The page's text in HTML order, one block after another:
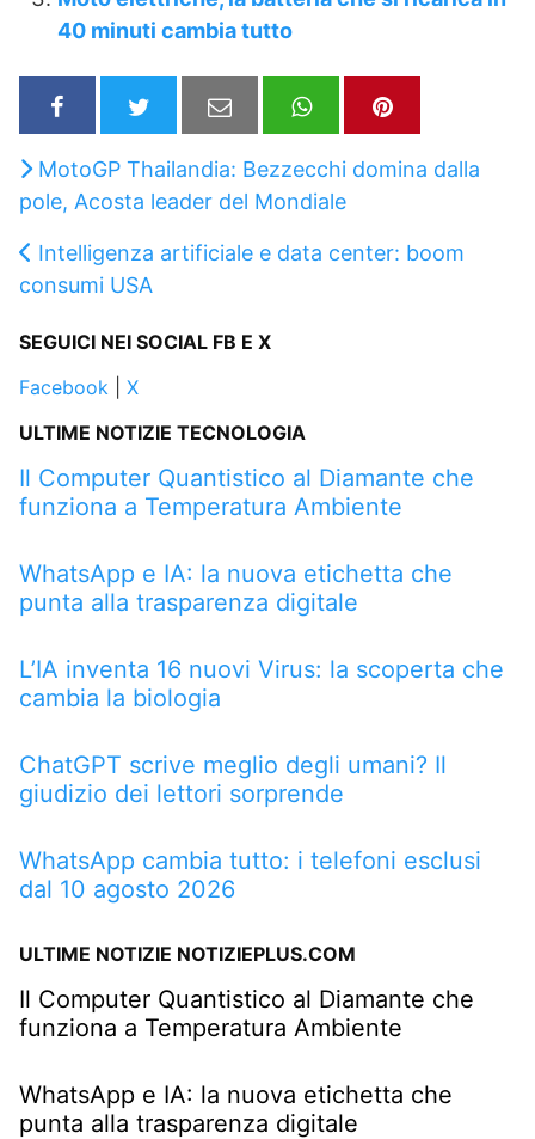
40 minuti cambia tutto
MotoGP Thailandia: Bezzecchi domina dalla
pole, Acosta leader del Mondiale
Intelligenza artificiale e data center: boom
consumi USA
SEGUICI NEI SOCIAL FB E X
Facebook
X
ULTIME NOTIZIE TECNOLOGIA
Il Computer Quantistico al Diamante che
funziona a Temperatura Ambiente
WhatsApp e IA: la nuova etichetta che
punta alla trasparenza digitale
L’IA inventa 16 nuovi Virus: la scoperta che
cambia la biologia
ChatGPT scrive meglio degli umani? Il
giudizio dei lettori sorprende
WhatsApp cambia tutto: i telefoni esclusi
dal 10 agosto 2026
ULTIME NOTIZIE NOTIZIEPLUS.COM
Il Computer Quantistico al Diamante che
funziona a Temperatura Ambiente
WhatsApp e IA: la nuova etichetta che
punta alla trasparenza digitale